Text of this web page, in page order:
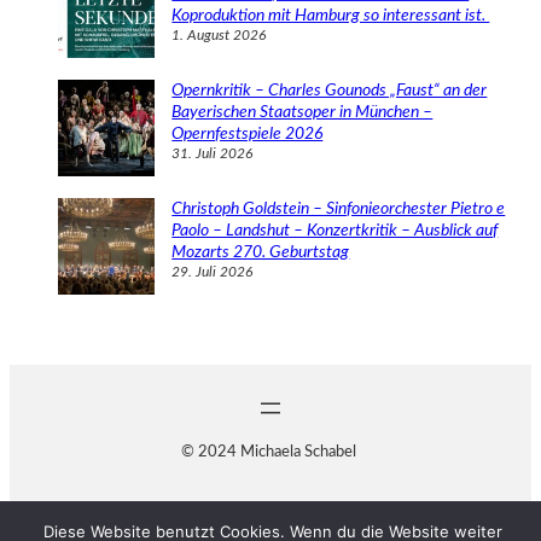
Koproduktion mit Hamburg so interessant ist.
1. August 2026
Opernkritik – Charles Gounods „Faust“ an der
Bayerischen Staatsoper in München –
Opernfestspiele 2026
31. Juli 2026
Christoph Goldstein – Sinfonieorchester Pietro e
Paolo – Landshut – Konzertkritik – Ausblick auf
Mozarts 270. Geburtstag
29. Juli 2026
© 2024 Michaela Schabel
Diese Website benutzt Cookies. Wenn du die Website weiter